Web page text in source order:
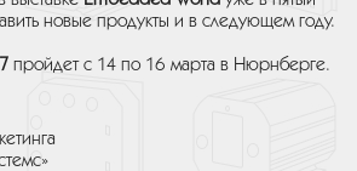
новые продукты и в следующем году.
пройдет с 14 по 16 марта в Нюрнберге.